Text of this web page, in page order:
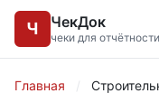
Ч ЧекДок
чеки для отчётности
Главная /